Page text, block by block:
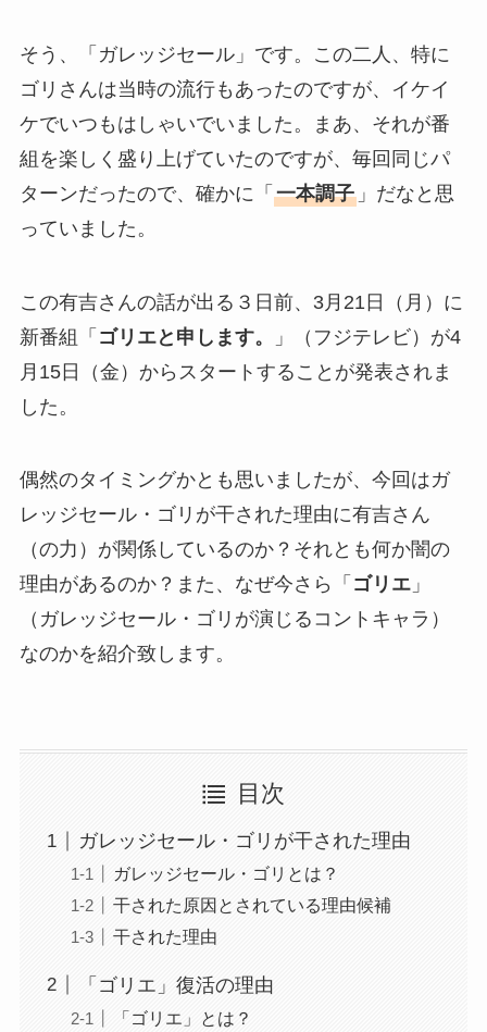
そう、「ガレッジセール」です。この二人、特に
ゴリさんは当時の流行もあったのですが、イケイ
ケでいつもはしゃいでいました。まあ、それが番
組を楽しく盛り上げていたのですが、毎回同じパ
ターンだったので、確かに「 一本調子」だなと思
っていました。
この有吉さんの話が出る３日前、3月21日（月）に
新番組「 ゴリエと申します。
」（フジテレビ）が4
月15日（金）からスタートすることが発表されま
した。
偶然のタイミングかとも思いましたが、今回はガ
レッジセール・ゴリが干された理由に有吉さん
（の力）が関係しているのか？それとも何か闇の
理由があるのか？また、なぜ今さら「 ゴリエ」
（ガレッジセール・ゴリが演じるコントキャラ）
なのかを紹介致します。
目次
ガレッジセール・ゴリが干された理由
ガレッジセール・ゴリとは？
干された原因とされている理由候補
干された理由
「ゴリエ」復活の理由
「ゴリエ」とは？